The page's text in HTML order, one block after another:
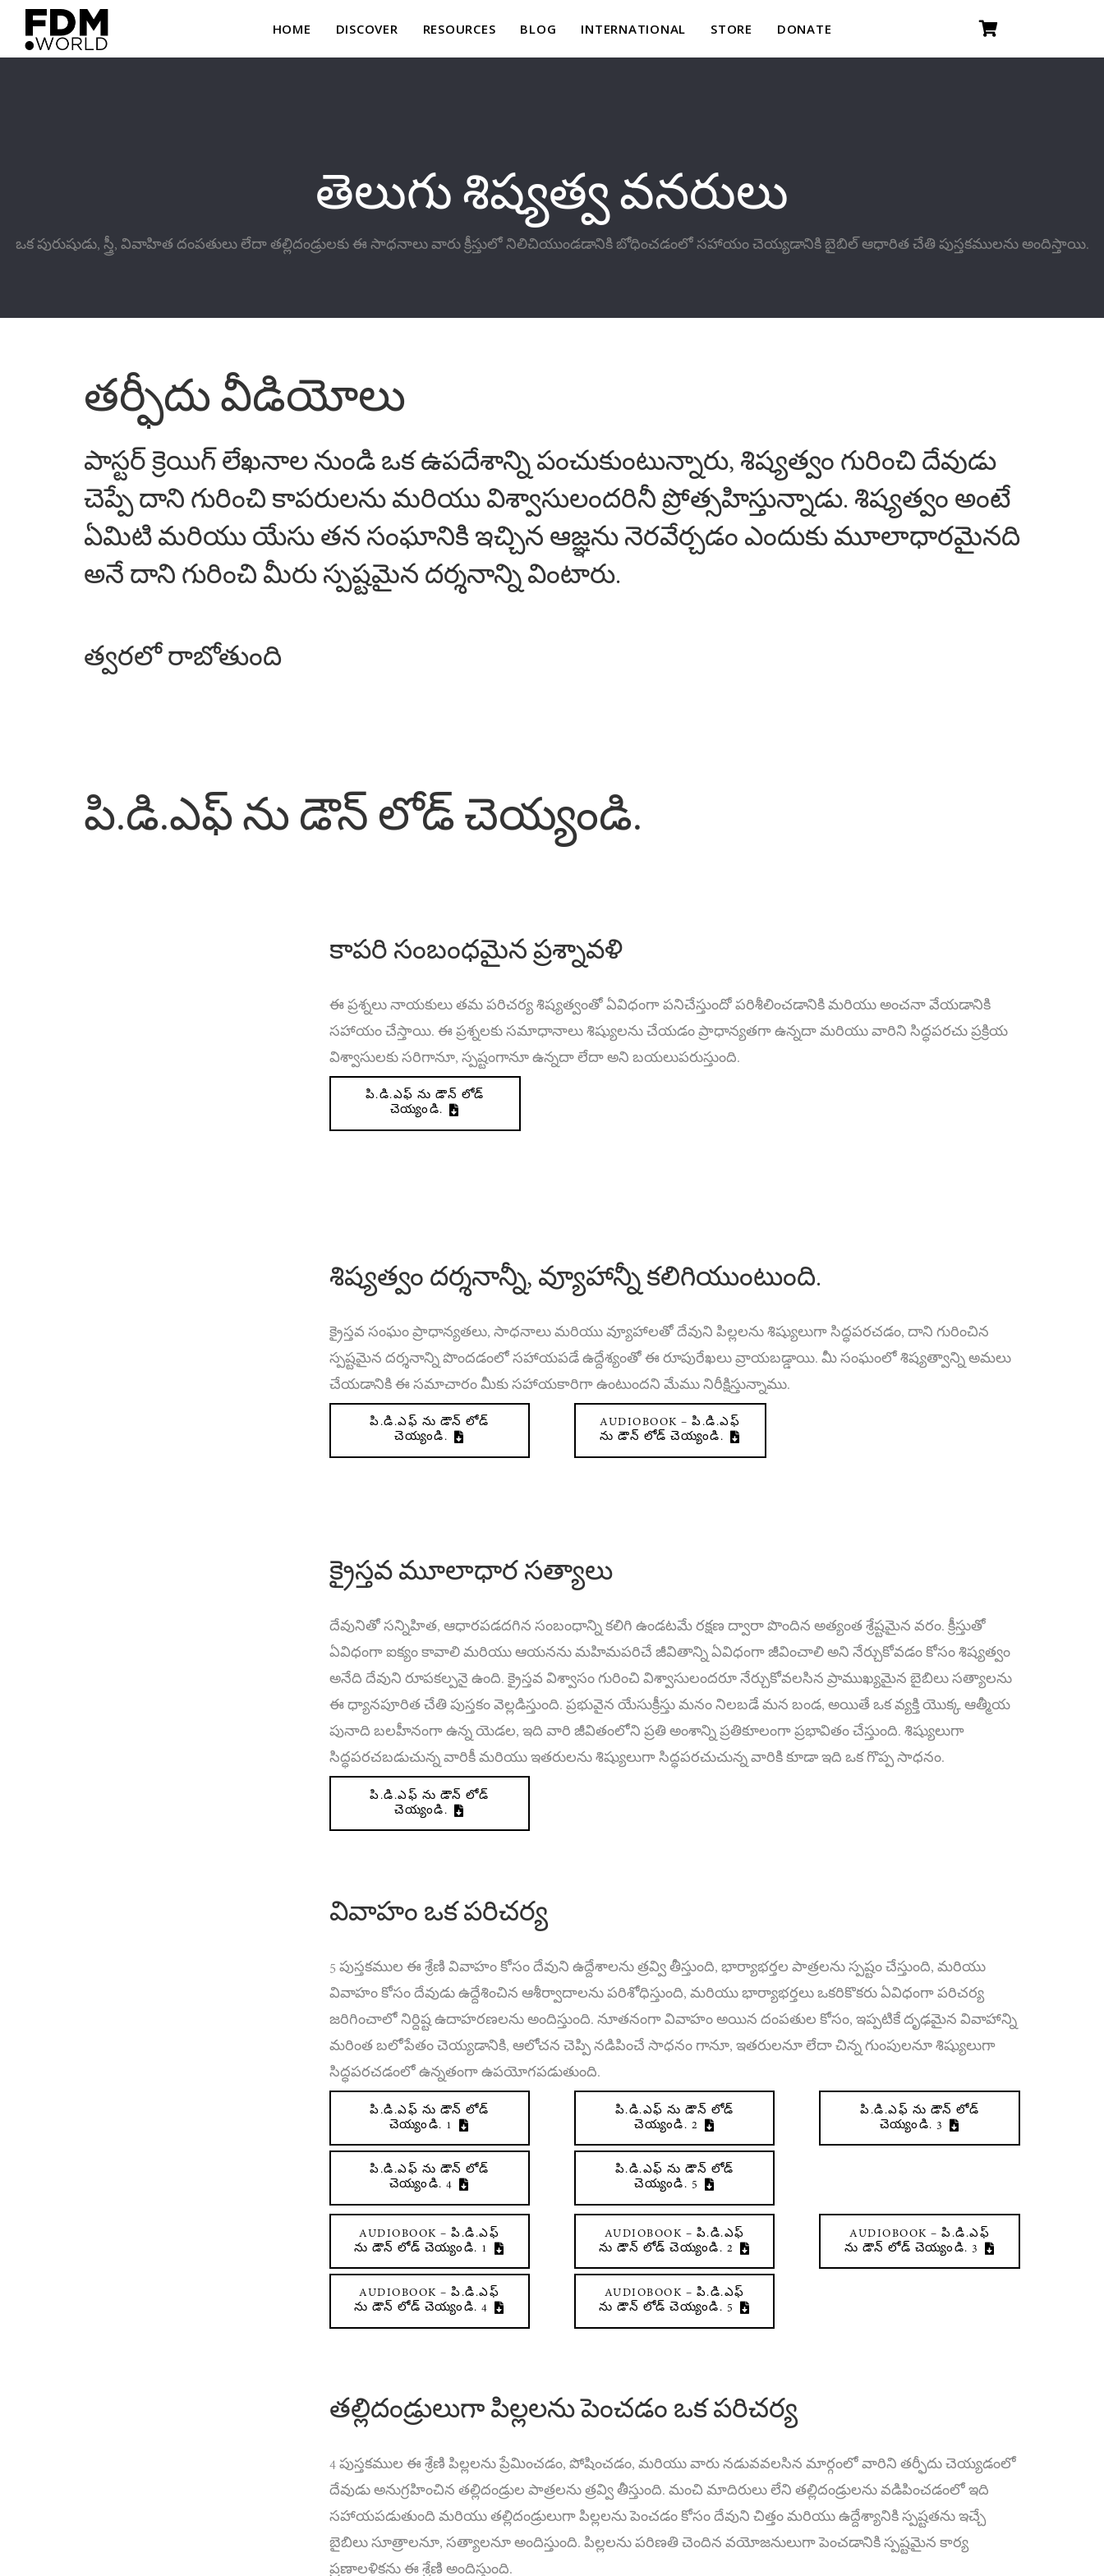
HOME DISCOVER RESOURCES BLOG INTERNATIONAL STORE DONATE
తెలుగు శిష్యత్వ వనరులు
ఒక పురుషుడు, స్త్రీ, వివాహిత దంపతులు లేదా తల్లిదండ్రులకు ఈ సాధనాలు వారు క్రీస్తులో నిలిచియుండడానికి బోధించడంలో సహాయం చెయ్యడానికి బైబిల్ ఆధారిత చేతి పుస్తకములను అందిస్తాయి.
తర్ఫీదు వీడియోలు
పాస్టర్ క్రెయిగ్ లేఖనాల నుండి ఒక ఉపదేశాన్ని పంచుకుంటున్నారు, శిష్యత్వం గురించి దేవుడు
చెప్పే దాని గురించి కాపరులను మరియు విశ్వాసులందరినీ ప్రోత్సహిస్తున్నాడు. శిష్యత్వం అంటే
ఏమిటి మరియు యేసు తన సంఘానికి ఇచ్చిన ఆజ్ఞను నెరవేర్చడం ఎందుకు మూలాధారమైనది
అనే దాని గురించి మీరు స్పష్టమైన దర్శనాన్ని వింటారు.
త్వరలో రాబోతుంది
పి.డి.ఎఫ్ ను డౌన్ లోడ్ చెయ్యండి.
కాపరి సంబంధమైన ప్రశ్నావళి
ఈ ప్రశ్నలు నాయకులు తమ పరిచర్య శిష్యత్వంతో ఏవిధంగా పనిచేస్తుందో పరిశీలించడానికి మరియు అంచనా వేయడానికి
సహాయం చేస్తాయి. ఈ ప్రశ్నలకు సమాధానాలు శిష్యులను చేయడం ప్రాధాన్యతగా ఉన్నదా మరియు వారిని సిద్ధపరచు ప్రక్రియ
విశ్వాసులకు సరిగానూ, స్పష్టంగానూ ఉన్నదా లేదా అని బయలుపరుస్తుంది.
పి.డి.ఎఫ్ ను డౌన్ లోడ్
చెయ్యండి.
శిష్యత్వం దర్శనాన్నీ, వ్యూహాన్నీ కలిగియుంటుంది.
క్రైస్తవ సంఘం ప్రాధాన్యతలు, సాధనాలు మరియు వ్యూహాలతో దేవుని పిల్లలను శిష్యులుగా సిద్ధపరచడం, దాని గురించిన
స్పష్టమైన దర్శనాన్ని పొందడంలో సహాయపడే ఉద్దేశ్యంతో ఈ రూపురేఖలు వ్రాయబడ్డాయి. మీ సంఘంలో శిష్యత్వాన్ని అమలు
చేయడానికి ఈ సమాచారం మీకు సహాయకారిగా ఉంటుందని మేము నిరీక్షిస్తున్నాము.
పి.డి.ఎఫ్ ను డౌన్ లోడ్
చెయ్యండి.
AUDIOBOOK – పి.డి.ఎఫ్
ను డౌన్ లోడ్ చెయ్యండి.
క్రైస్తవ మూలాధార సత్యాలు
దేవునితో సన్నిహిత, ఆధారపడదగిన సంబంధాన్ని కలిగి ఉండటమే రక్షణ ద్వారా పొందిన అత్యంత శ్రేష్టమైన వరం. క్రీస్తుతో
ఏవిధంగా ఐక్యం కావాలి మరియు ఆయనను మహిమపరిచే జీవితాన్ని ఏవిధంగా జీవించాలి అని నేర్చుకోవడం కోసం శిష్యత్వం
అనేది దేవుని రూపకల్పనై ఉంది. క్రైస్తవ విశ్వాసం గురించి విశ్వాసులందరూ నేర్చుకోవలసిన ప్రాముఖ్యమైన బైబిలు సత్యాలను
ఈ ధ్యానపూరిత చేతి పుస్తకం వెల్లడిస్తుంది. ప్రభువైన యేసుక్రీస్తు మనం నిలబడే మన బండ, అయితే ఒక వ్యక్తి యొక్క ఆత్మీయ
పునాది బలహీనంగా ఉన్న యెడల, ఇది వారి జీవితంలోని ప్రతి అంశాన్ని ప్రతికూలంగా ప్రభావితం చేస్తుంది. శిష్యులుగా
సిద్ధపరచబడుచున్న వారికీ మరియు ఇతరులను శిష్యులుగా సిద్ధపరచుచున్న వారికి కూడా ఇది ఒక గొప్ప సాధనం.
పి.డి.ఎఫ్ ను డౌన్ లోడ్
చెయ్యండి.
వివాహం ఒక పరిచర్య
5 పుస్తకముల ఈ శ్రేణి వివాహం కోసం దేవుని ఉద్దేశాలను త్రవ్వి తీస్తుంది, భార్యాభర్తల పాత్రలను స్పష్టం చేస్తుంది, మరియు
వివాహం కోసం దేవుడు ఉద్దేశించిన ఆశీర్వాదాలను పరిశోధిస్తుంది, మరియు భార్యాభర్తలు ఒకరికొకరు ఏవిధంగా పరిచర్య
జరిగించాలో నిర్దిష్ట ఉదాహరణలను అందిస్తుంది. నూతనంగా వివాహం అయిన దంపతుల కోసం, ఇప్పటికే దృఢమైన వివాహాన్ని
మరింత బలోపేతం చెయ్యడానికి, ఆలోచన చెప్పి నడిపించే సాధనం గానూ, ఇతరులనూ లేదా చిన్న గుంపులనూ శిష్యులుగా
సిద్ధపరచడంలో ఉన్నతంగా ఉపయోగపడుతుంది.
పి.డి.ఎఫ్ ను డౌన్ లోడ్
చెయ్యండి. 1
పి.డి.ఎఫ్ ను డౌన్ లోడ్
చెయ్యండి. 4
పి.డి.ఎఫ్ ను డౌన్ లోడ్
చెయ్యండి. 2
పి.డి.ఎఫ్ ను డౌన్ లోడ్
చెయ్యండి. 5
పి.డి.ఎఫ్ ను డౌన్ లోడ్
చెయ్యండి. 3
AUDIOBOOK – పి.డి.ఎఫ్
ను డౌన్ లోడ్ చెయ్యండి. 1
AUDIOBOOK – పి.డి.ఎఫ్
ను డౌన్ లోడ్ చెయ్యండి. 4
AUDIOBOOK – పి.డి.ఎఫ్
ను డౌన్ లోడ్ చెయ్యండి. 2
AUDIOBOOK – పి.డి.ఎఫ్
ను డౌన్ లోడ్ చెయ్యండి. 5
AUDIOBOOK – పి.డి.ఎఫ్
ను డౌన్ లోడ్ చెయ్యండి. 3
తల్లిదండ్రులుగా పిల్లలను పెంచడం ఒక పరిచర్య
4 పుస్తకముల ఈ శ్రేణి పిల్లలను ప్రేమించడం, పోషించడం, మరియు వారు నడువవలసిన మార్గంలో వారిని తర్ఫీదు చెయ్యడంలో
దేవుడు అనుగ్రహించిన తల్లిదండ్రుల పాత్రలను త్రవ్వి తీస్తుంది. మంచి మాదిరులు లేని తల్లిదండ్రులను వడిపించడంలో ఇది
సహాయపడుతుంది మరియు తల్లిదండ్రులుగా పిల్లలను పెంచడం కోసం దేవుని చిత్తం మరియు ఉద్దేశ్యానికి స్పష్టతను ఇచ్చే
బైబిలు సూత్రాలనూ, సత్యాలనూ అందిస్తుంది. పిల్లలను పరిణతి చెందిన వయోజనులుగా పెంచడానికి స్పష్టమైన కార్య
ప్రణాలళికను ఈ శ్రేణి అందిస్తుంది.